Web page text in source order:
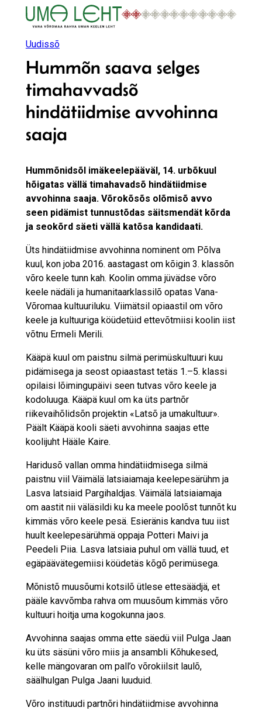
juurdeUudissõ
Hummõn saava selges
timahavvadsõ
hindätiidmise avvohinna
saaja
Hummõnidsõl imäkeelepääväl, 14. urbõkuul
hõigatas vällä timahavadsõ hindätiidmise
avvohinna saaja. Võrokõsõs olõmisõ avvo
seen pidämist tunnustõdas säitsmendät kõrda
ja seokõrd säeti vällä katõsa kandidaati.
Üts hindätiidmise avvohinna nominent om Põlva
kuul, kon joba 2016. aastagast om kõigin 3. klassõn
võro keele tunn kah. Koolin omma jüvädse võro
keele nädäli ja humanitaarklassilõ opatas Vana-
Võromaa kultuuriluku. Viimätsil opiaastil om võro
keele ja kultuuriga köüdetüid ettevõtmiisi koolin iist
võtnu Ermeli Merili.
Kääpä kuul om paistnu silmä perimüskultuuri kuu
pidämisega ja seost opiaastast tetäs 1.–5. klassi
opilaisi lõimingupäivi seen tutvas võro keele ja
kodoluuga. Kääpä kuul om ka üts partnõr
riikevaihõlidsõn projektin «Latsõ ja umakultuur».
Päält Kääpä kooli säeti avvohinna saajas ette
koolijuht Hääle Kaire.
Haridusõ vallan omma hindätiidmisega silmä
paistnu viil Väimälä latsiaiamaja keelepesärühm ja
Lasva latsiaid Pargihaldjas. Väimälä latsiaiamaja
om aastit nii väläsildi ku ka meele poolõst tunnõt ku
kimmäs võro keele pesä. Esieränis kandva tuu iist
huult keelepesärühmä oppaja Potteri Maivi ja
Peedeli Piia. Lasva latsiaia puhul om vällä tuud, et
egäpäävätegemiisi köüdetäs kõgõ perimüsega.
Mõnistõ muusõumi kotsilõ ütlese ettesäädjä, et
pääle kavvõmba rahva om muusõum kimmäs võro
kultuuri hoitja uma kogokunna jaos.
Avvohinna saajas omma ette säedü viil Pulga Jaan
ku üts säsüni võro miis ja ansambli Kõhukesed,
kelle mängovaran om pall’o võrokiilsit laulõ,
säälhulgan Pulga Jaani luuduid.
Võro instituudi partnõri hindätiidmise avvohinna